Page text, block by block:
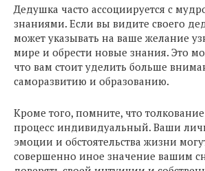
Дедушка часто ассоциируется с
знаниями. Если вы видите своего
может указывать на ваше желание
мире и обрести новые знания. Это
что вам стоит уделить больше
саморазвитию и образованию.
Кроме того, помните, что толкование
процесс индивидуальный. Ваши
эмоции и обстоятельства жизни
совершенно иное значение вашим